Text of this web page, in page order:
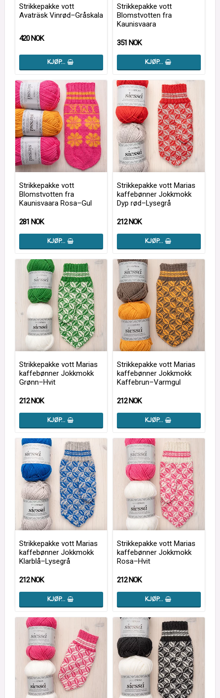
Strikkepakke vott
Avaträsk Vinrød–Gråskala
420 NOK
KJØP…
Strikkepakke vott
Blomstvotten fra
Kaunisvaara
351 NOK
KJØP…
Strikkepakke vott
Blomstvotten fra
Kaunisvaara Rosa–Gul
281 NOK
KJØP…
Strikkepakke vott Marias
kaffebønner Jokkmokk
Dyp rød–Lysegrå
212 NOK
KJØP…
Strikkepakke vott Marias
kaffebønner Jokkmokk
Grønn–Hvit
212 NOK
KJØP…
Strikkepakke vott Marias
kaffebønner Jokkmokk
Kaffebrun–Varmgul
212 NOK
KJØP…
Strikkepakke vott Marias
kaffebønner Jokkmokk
Klarblå–Lysegrå
212 NOK
KJØP…
Strikkepakke vott Marias
kaffebønner Jokkmokk
Rosa–Hvit
212 NOK
KJØP…